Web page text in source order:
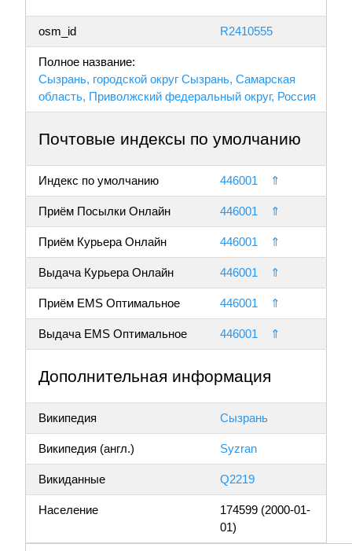
osm_id R2410555
Полное название:
Сызрань, городской округ Сызрань, Самарская
область, Приволжский федеральный округ, Россия
Почтовые индексы по умолчанию
Индекс по умолчанию 446001 ⇑
Приём Посылки Онлайн 446001 ⇑
Приём Курьера Онлайн 446001 ⇑
Выдача Курьера Онлайн 446001 ⇑
Приём EMS Оптимальное 446001 ⇑
Выдача EMS Оптимальное 446001 ⇑
Дополнительная информация
Википедия Сызрань
Википедия (англ.) Syzran
Викиданные Q2219
Население
174599 (2000-01-
01)